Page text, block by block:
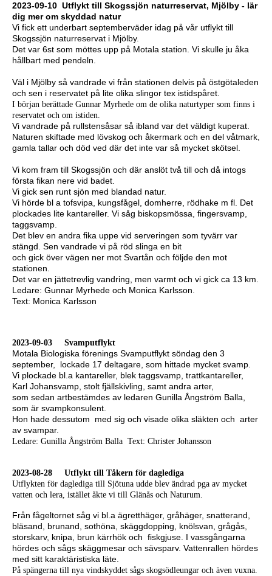
2023-09-10 Utflykt till Skogssjön naturreservat, Mjölby - lär
dig mer om skyddad natur
Vi fick ett underbart septemberväder idag på vår utflykt till
Skogssjön naturreservat i Mjölby.
Det var 6st som möttes upp på Motala station. Vi skulle ju åka
hållbart med pendeln.
Väl i Mjölby så vandrade vi från stationen delvis på östgötaleden
och sen i reservatet på lite olika slingor tex istidspåret.
I början berättade Gunnar Myrhede om de olika naturtyper som finns i
reservatet och om istiden.
Vi vandrade på rullstensåsar så ibland var det väldigt kuperat.
Naturen skiftade med lövskog och åkermark och en del våtmark,
gamla tallar och död ved där det inte var så mycket skötsel.
Vi kom fram till Skogssjön och där anslöt två till och då intogs
första fikan nere vid badet.
Vi gick sen runt sjön med blandad natur.
Vi hörde bl a tofsvipa, kungsfågel, domherre, rödhake m fl. Det
plockades lite kantareller. Vi såg biskopsmössa, fingersvamp,
taggsvamp.
Det blev en andra fika uppe vid serveringen som tyvärr var
stängd. Sen vandrade vi på röd slinga en bit
och gick över vägen ner mot Svartån och följde den mot
stationen.
Det var en jättetrevlig vandring, men varmt och vi gick ca 13 km.
Ledare: Gunnar Myrhede och Monica Karlsson.
Text: Monica Karlsson
2023-09-03 Svamputflykt
Motala Biologiska förenings Svamputflykt söndag den 3
september, lockade 17 deltagare, som hittade mycket svamp.
Vi plockade bl.a kantareller, blek taggsvamp, trattkantareller,
Karl Johansvamp, stolt fjällskivling, samt andra arter,
som sedan artbestämdes av ledaren Gunilla Ångström Balla,
som är svampkonsulent.
Hon hade dessutom med sig och visade olika släkten och arter
av svampar.
Ledare: Gunilla Ångström Balla Text: Christer Johansson
2023-08-28 Utflykt till Tåkern för daglediga
Utflykten för daglediga till Sjötuna udde blev ändrad pga av mycket
vatten och lera, istället åkte vi till Glänås och Naturum.
Från fågeltornet såg vi bl.a ägretthäger, gråhäger, snatterand,
bläsand, brunand, sothöna, skäggdopping, knölsvan, grågås,
storskarv, knipa, brun kärrhök och fiskgjuse. I vassgångarna
hördes och sågs skäggmesar och sävsparv. Vattenrallen hördes
med sitt karaktäristiska läte.
På spängerna till nya vindskyddet sågs skogsödleungar och även vuxna.